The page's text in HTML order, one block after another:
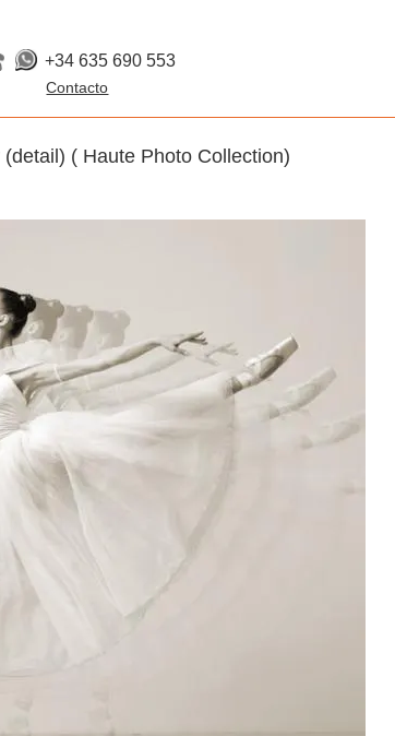
+34 635 690 553
( Haute Photo Collection)